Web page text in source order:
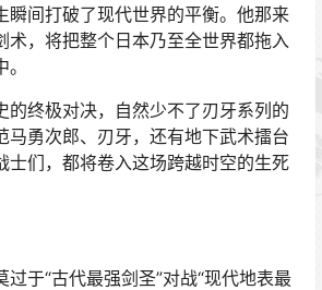
瞬间打破了现代世界的平衡。他那来
术，将把整个日本乃至全世界都拖入
终极对决，自然少不了刃牙系列的
马勇次郎、刃牙，还有地下武术擂台
士们，都将卷入这场跨越时空的生死
于“古代最强剑圣”对战“现代地表最